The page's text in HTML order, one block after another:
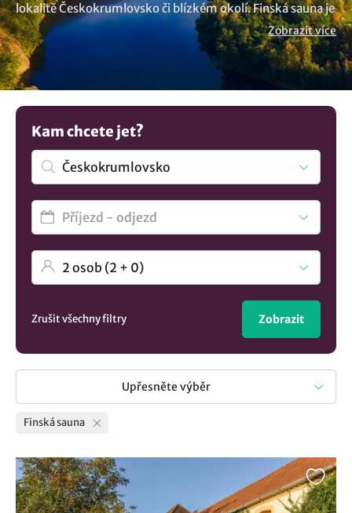
lokalitě Českokrumlovsko či blízkém okolí. Finská sauna je
dokonalým nástrojem pro uvolnění vašich svalů, jejich
regeneraci, ale také pomáhá zklidnit vaši mysl. Dopřejte
vašemu zdraví a zažijte relax ve finské sauně. A pokud
strávíte celý den aktivitami, pak sauna bude jistě za
odměnu. Objevte další možnostiubytování v lokalitě
Českokrumlovsko
..
Zobrazit více
Kam chcete jet?
Zrušit všechny filtry Zobrazit
Upřesněte výběr
Finská sauna